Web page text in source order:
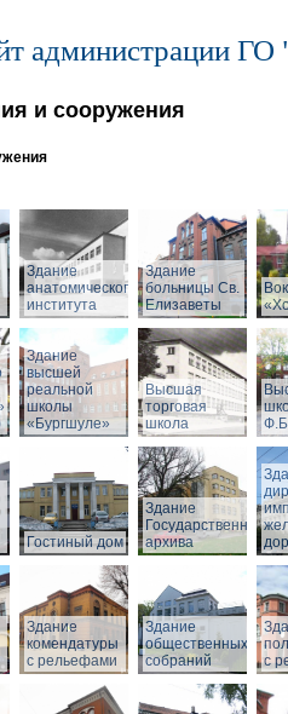
администрации ГО
и сооружения
Здание
анатомического
института
Здание
больницы Св.
Елизаветы
Здание
высшей
реальной
школы
«Бургшуле»
Высшая
торговая
школа
Гостиный дом
Здание
Государственного
архива
Здание
комендатуры
с рельефами
Здание
общественных
собраний
с